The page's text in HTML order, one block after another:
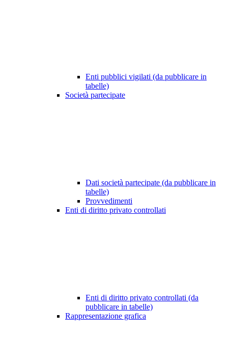
Enti pubblici vigilati (da pubblicare in
tabelle)
Società partecipate
Dati società partecipate (da pubblicare in
tabelle)
Provvedimenti
Enti di diritto privato controllati
Enti di diritto privato controllati (da
pubblicare in tabelle)
Rappresentazione grafica